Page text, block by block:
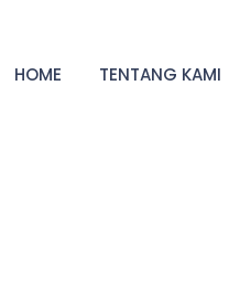
HOME TENTANG KAMI